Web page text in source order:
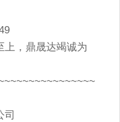
上，鼎晟达竭诚为
公司